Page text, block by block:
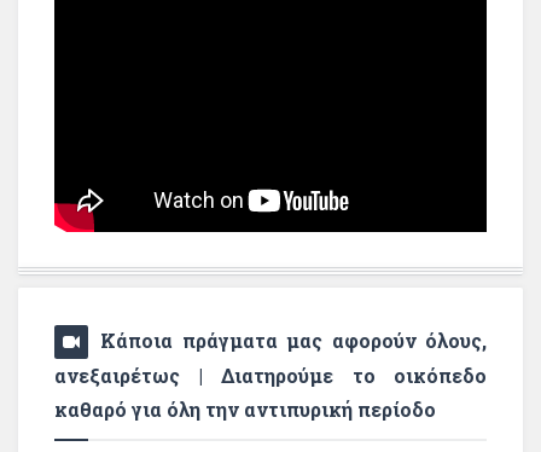
Κάποια πράγματα μας αφορούν όλους,
ανεξαιρέτως | Διατηρούμε το οικόπεδο
καθαρό για όλη την αντιπυρική περίοδο